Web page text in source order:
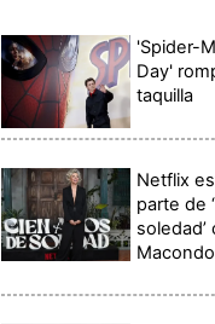
'Spider-
Day'
taquilla
Netflix
parte de
soledad’